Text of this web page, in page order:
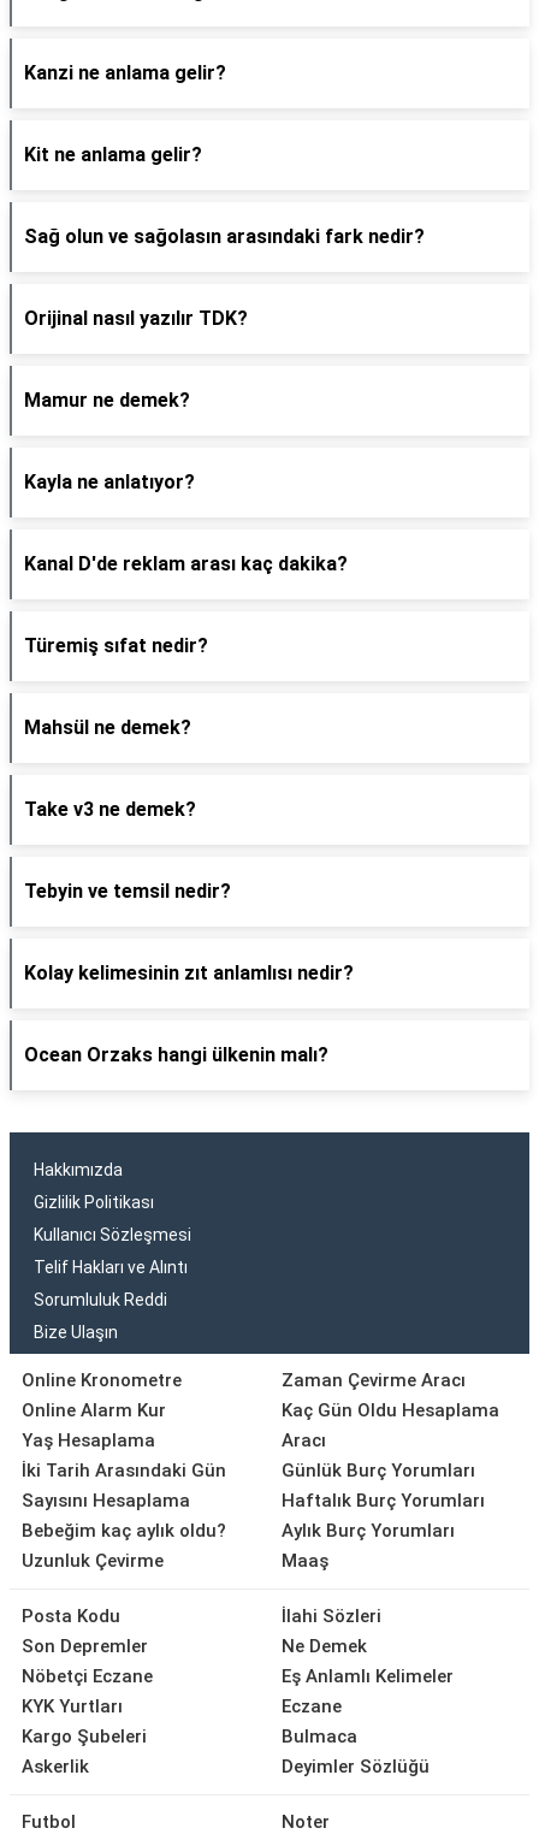
Kanzi ne anlama gelir?
Kit ne anlama gelir?
Sağ olun ve sağolasın arasındaki fark nedir?
Orijinal nasıl yazılır TDK?
Mamur ne demek?
Kayla ne anlatıyor?
Kanal D'de reklam arası kaç dakika?
Türemiş sıfat nedir?
Mahsül ne demek?
Take v3 ne demek?
Tebyin ve temsil nedir?
Kolay kelimesinin zıt anlamlısı nedir?
Ocean Orzaks hangi ülkenin malı?
Hakkımızda
Gizlilik Politikası
Kullanıcı Sözleşmesi
Telif Hakları ve Alıntı
Sorumluluk Reddi
Bize Ulaşın
Online Kronometre
Online Alarm Kur
Yaş Hesaplama
İki Tarih Arasındaki Gün
Sayısını Hesaplama
Bebeğim kaç aylık oldu?
Uzunluk Çevirme
Zaman Çevirme Aracı
Kaç Gün Oldu Hesaplama
Aracı
Günlük Burç Yorumları
Haftalık Burç Yorumları
Aylık Burç Yorumları
Maaş
Posta Kodu
Son Depremler
Nöbetçi Eczane
KYK Yurtları
Kargo Şubeleri
Askerlik
İlahi Sözleri
Ne Demek
Eş Anlamlı Kelimeler
Eczane
Bulmaca
Deyimler Sözlüğü
Futbol
Noter